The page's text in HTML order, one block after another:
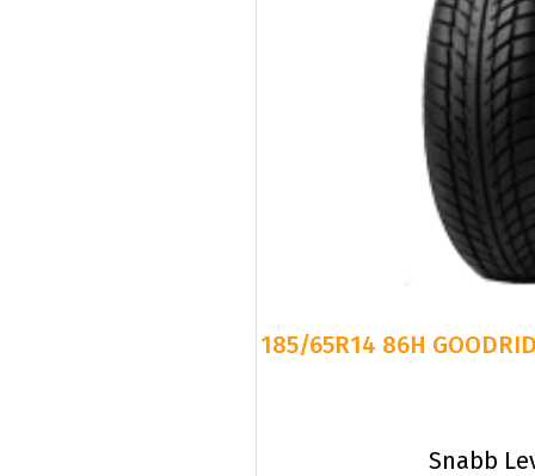
185/65R14 86H
Snabb